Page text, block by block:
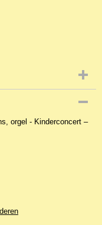
orgel - Kinderconcert –